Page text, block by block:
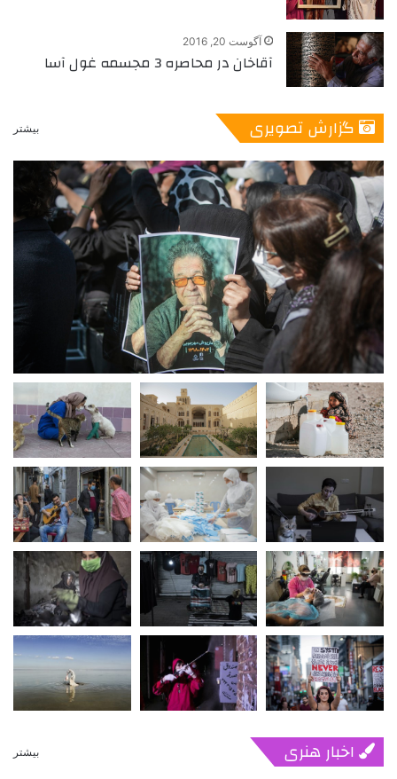
آگوست 20, 2016
آقاخان در محاصره 3 مجسمه غول آسا
گزارش تصویری بیشتر
اخبار هنری بیشتر